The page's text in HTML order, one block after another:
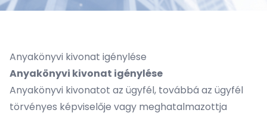
Anyakönyvi kivonat igénylése
Anyakönyvi kivonat igénylése
Anyakönyvi kivonatot az ügyfél, továbbá az ügyfél
törvényes képviselője vagy meghatalmazottja